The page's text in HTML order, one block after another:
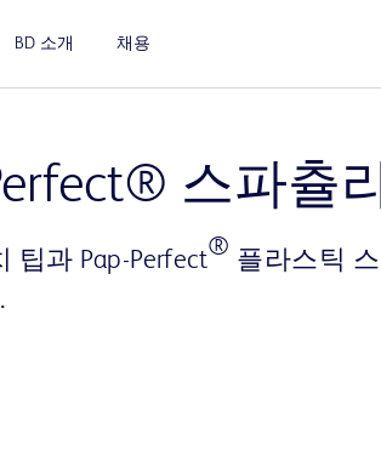
BD 소개 채용
스파츌
팁과 Pap-Perfect® 플라스틱